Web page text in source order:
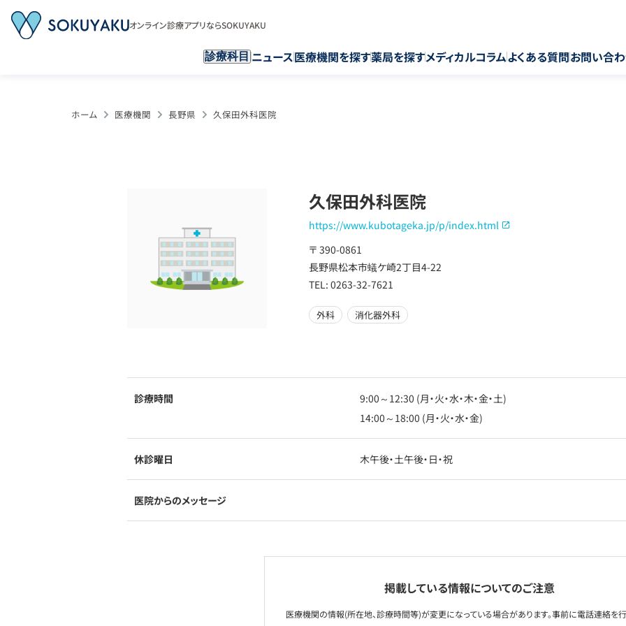
オンライン診療アプリならSOKUYAKU
診療科目 ニュース医療機関を探す薬局を探すメディカルコラムよくある質問お問い合
ホーム 医療機関 長野県 久保田外科医院
久保田外科医院
https://www.kubotageka.jp/p/index.html
〒 390-0861
長野県松本市蟻ケ崎2丁目4-22
TEL: 0263-32-7621
外科 消化器外科
診療時間
9:00～12:30 (月・火・水・木・金・土)
14:00～18:00 (月・火・水・金)
休診曜日 木午後・土午後・日・祝
医院からのメッセージ
掲載している情報についてのご注意
医療機関の情報(所在地、診療時間等)が変更になっている場合があります。事前に電話連絡を